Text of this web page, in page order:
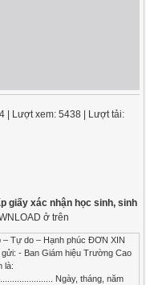
| Lượt xem: 5438 | Lượt tải:
giấy xác nhận học sinh, sinh
ở trên
Tự do – Hạnh phúc ĐƠN XIN
- Ban Giám hiệu Trường Cao
là:
Ngày, tháng, năm